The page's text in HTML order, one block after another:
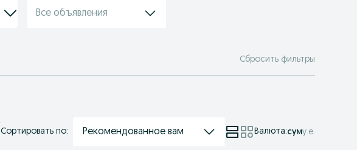
Все объявления
Сбросить фильтры
Сортировать по: Рекомендованное вам Валюта:суму.е.